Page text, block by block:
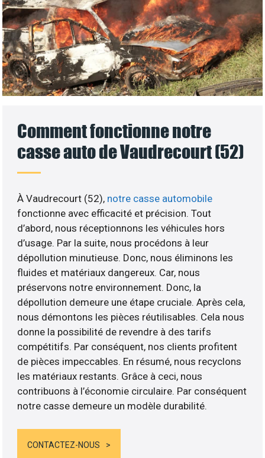
Comment fonctionne notre
casse auto de Vaudrecourt (52)
À Vaudrecourt (52), notre casse automobile
fonctionne avec efficacité et précision. Tout
d’abord, nous réceptionnons les véhicules hors
d’usage. Par la suite, nous procédons à leur
dépollution minutieuse. Donc, nous éliminons les
fluides et matériaux dangereux. Car, nous
préservons notre environnement. Donc, la
dépollution demeure une étape cruciale. Après cela,
nous démontons les pièces réutilisables. Cela nous
donne la possibilité de revendre à des tarifs
compétitifs. Par conséquent, nos clients profitent
de pièces impeccables. En résumé, nous recyclons
les matériaux restants. Grâce à ceci, nous
contribuons à l’économie circulaire. Par conséquent
notre casse demeure un modèle durabilité.
CONTACTEZ-NOUS